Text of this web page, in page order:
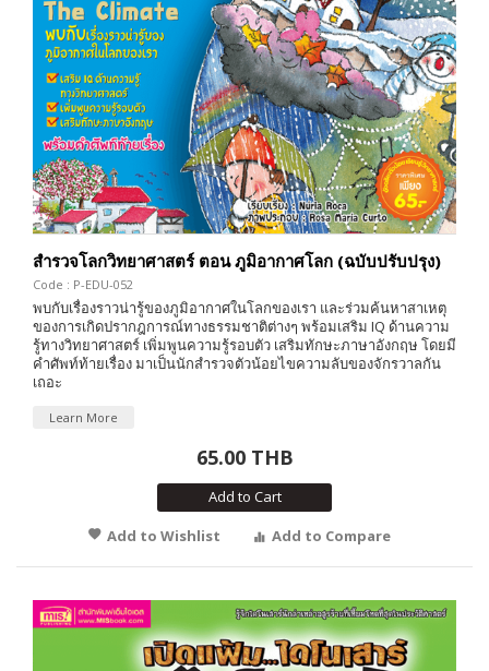
สำรวจโลกวิทยาศาสตร์ ตอน ภูมิอากาศโลก (ฉบับปรับปรุง)
Code : P-EDU-052
พบกับเรื่องราวน่ารู้ของภูมิอากาศในโลกของเรา และร่วมค้นหาสาเหตุ
ของการเกิดปรากฎการณ์ทางธรรมชาติต่างๆ พร้อมเสริม IQ ด้านความ
รู้ทางวิทยาศาสตร์ เพิ่มพูนความรู้รอบตัว เสริมทักษะภาษาอังกฤษ โดยมี
คำศัพท์ท้ายเรื่อง มาเป็นนักสำรวจตัวน้อยไขความลับของจักรวาลกัน
เถอะ
Learn More
65.00 THB
Add to Cart
Add to Wishlist
Add to Compare